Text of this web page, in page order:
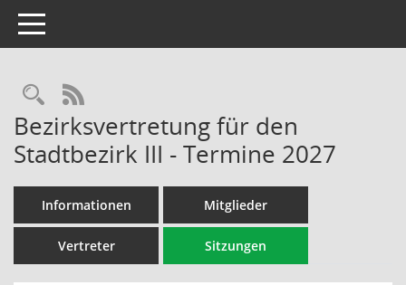
Toggle navigation
Rechercheauswahl
RSS-Feed
Bezirksvertretung für den
Stadtbezirk III - Termine 2027
Informationen Mitglieder
Vertreter Sitzungen